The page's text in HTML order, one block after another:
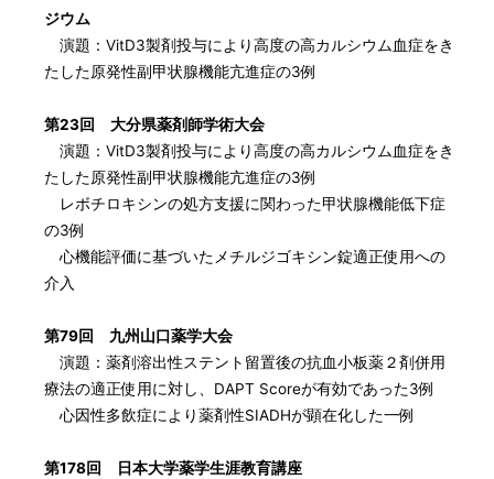
ジウム
演題：VitD3製剤投与により高度の高カルシウム血症をき
たした原発性副甲状腺機能亢進症の3例
第23回 大分県薬剤師学術大会
演題：VitD3製剤投与により高度の高カルシウム血症をき
たした原発性副甲状腺機能亢進症の3例
レボチロキシンの処方支援に関わった甲状腺機能低下症
の3例
心機能評価に基づいたメチルジゴキシン錠適正使用への
介入
第79回 九州山口薬学大会
演題：薬剤溶出性ステント留置後の抗血小板薬２剤併用
療法の適正使用に対し、DAPT Scoreが有効であった3例
心因性多飲症により薬剤性SIADHが顕在化した一例
第178回 日本大学薬学生涯教育講座